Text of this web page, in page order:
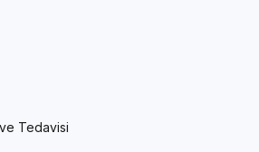
Tedavisi